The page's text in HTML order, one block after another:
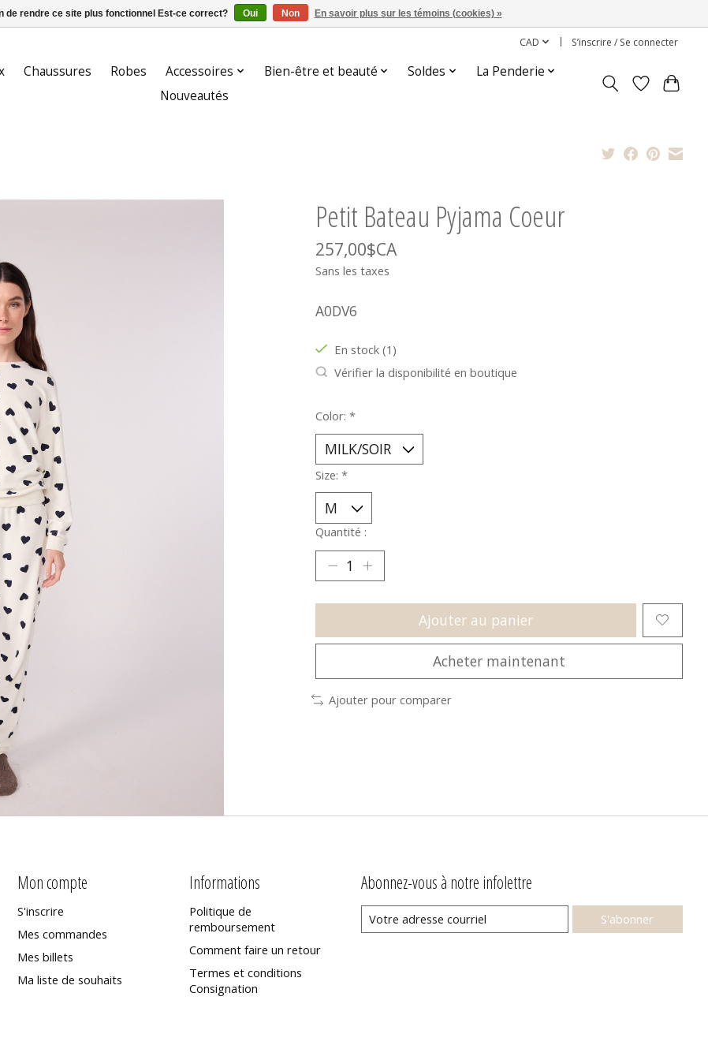
CAD S’inscrire / Se connecter
Chaussures Robes Accessoires Bien-être et beauté Soldes
La Penderie
Nouveautés
Petit Bateau Pyjama Coeur
257,00$CA
Sans les taxes
A0DV6
En stock (1)
Vérifier la disponibilité en boutique
Color: *
Size: *
Quantité :
Ajouter au panier
Acheter maintenant
Ajouter pour comparer
Mon compte
S'inscrire
Mes commandes
Mes billets
Ma liste de souhaits
Informations
Politique de
remboursement
Comment faire un retour
Termes et conditions
Consignation
Abonnez-vous à notre infolettre
S'abonner
de rendre ce site plus fonctionnel Est-ce correct? Oui Non En savoir plus sur les témoins (cookies) »